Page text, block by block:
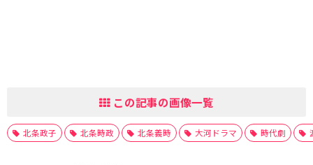
この記事の画像一覧
北条政子 北条時政 北条義時 大河ドラマ 時代劇